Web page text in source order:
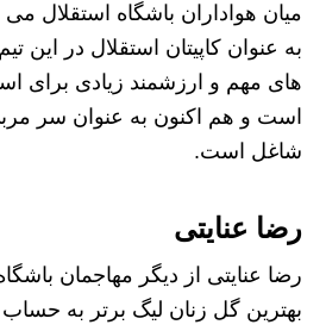
میان هواداران باشگاه استقلال
به عنوان کاپیتان استقلال در این
های مهم و ارزشمند زیادی برای
است و هم اکنون به عنوان سر
شاغل است.
رضا عنایتی
رضا عنایتی از دیگر مهاجمان
بهترین گل زنان لیگ برتر به حساب